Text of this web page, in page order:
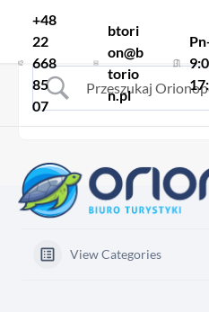
+48
22
668
85
07
btori
on@b
torio
n.pl
View Categories